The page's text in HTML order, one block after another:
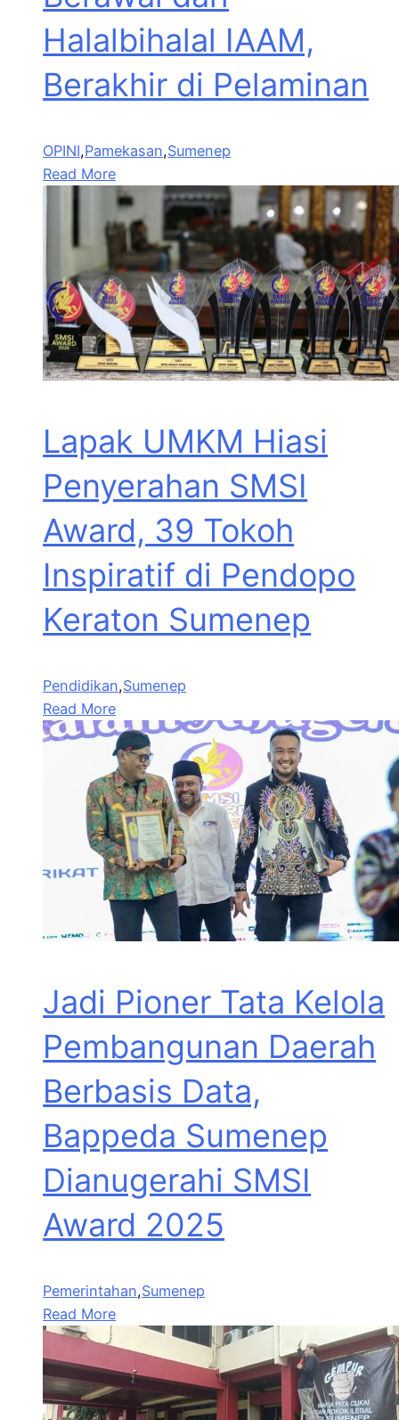
Halalbihalal IAAM,
Berakhir di Pelaminan
OPINI,Pamekasan,Sumenep
Read More
Lapak UMKM Hiasi
Penyerahan SMSI
Award, 39 Tokoh
Inspiratif di Pendopo
Keraton Sumenep
Pendidikan,Sumenep
Read More
Jadi Pioner Tata Kelola
Pembangunan Daerah
Berbasis Data,
Bappeda Sumenep
Dianugerahi SMSI
Award 2025
Pemerintahan,Sumenep
Read More